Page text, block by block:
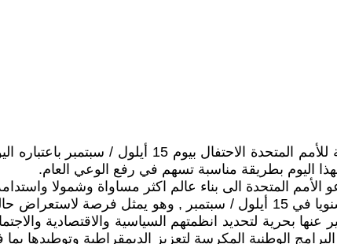
في عام 2007 قررت الجمعية العامة
اليوم بطريقة مناسبة تسهم في رفع الوعي العام.
الأمم المتحدة الى بناء عالم اكثر مساواة وشمولا
يحتفل باليوم العالمي للديمقراطية سنويا في 15 أيلول /
عنها بحرية لتحديد انظمتهم السياسية والاقتصادية
الوطنية المكرسة لتعزيز الديمقراطية وتوطيدها بما